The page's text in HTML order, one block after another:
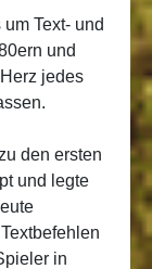
Text- und
und
jedes
den ersten
und legte
in